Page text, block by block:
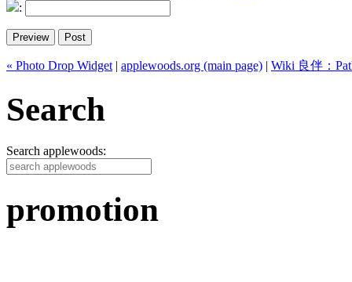
:
« Photo Drop Widget| applewoods.org (main page) Wiki 良伴：
Search
Search applewoods:
promotion